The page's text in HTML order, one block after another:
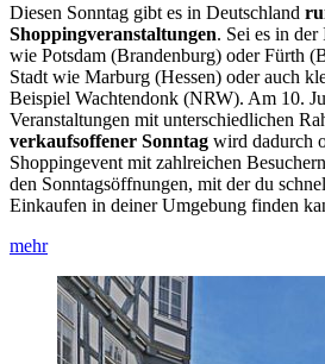
Diesen Sonntag gibt es in Deutschland
Shoppingveranstaltungen. Sei es in der
wie Potsdam (Brandenburg) oder Fürth
Stadt wie Marburg (Hessen) oder auch
Beispiel Wachtendonk (NRW). Am 10.
Veranstaltungen mit unterschiedlichen
verkaufsoffener Sonntag wird dadurch
Shoppingevent mit zahlreichen
den Sonntagsöffnungen, mit der du
Einkaufen in deiner Umgebung finden
mehr